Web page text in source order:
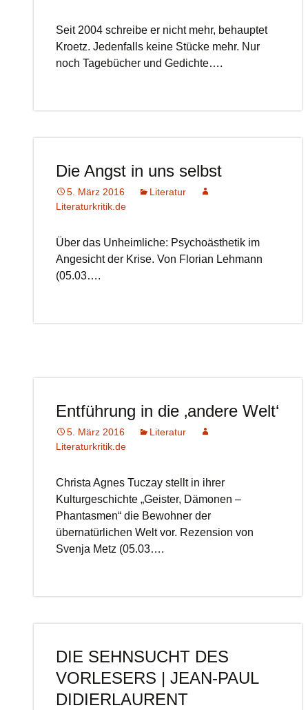
Seit 2004 schreibe er nicht mehr, behauptet
Kroetz. Jedenfalls keine Stücke mehr. Nur
noch Tagebücher und Gedichte….
Die Angst in uns selbst
5. März 2016
Literatur
Literaturkritik.de
Über das Unheimliche: Psychoästhetik im
Angesicht der Krise. Von Florian Lehmann
(05.03….
Entführung in die ‚andere Welt‘
5. März 2016
Literatur
Literaturkritik.de
Christa Agnes Tuczay stellt in ihrer
Kulturgeschichte „Geister, Dämonen –
Phantasmen“ die Bewohner der
übernatürlichen Welt vor. Rezension von
Svenja Metz (05.03….
DIE SEHNSUCHT DES
VORLESERS | JEAN-PAUL
DIDIERLAURENT